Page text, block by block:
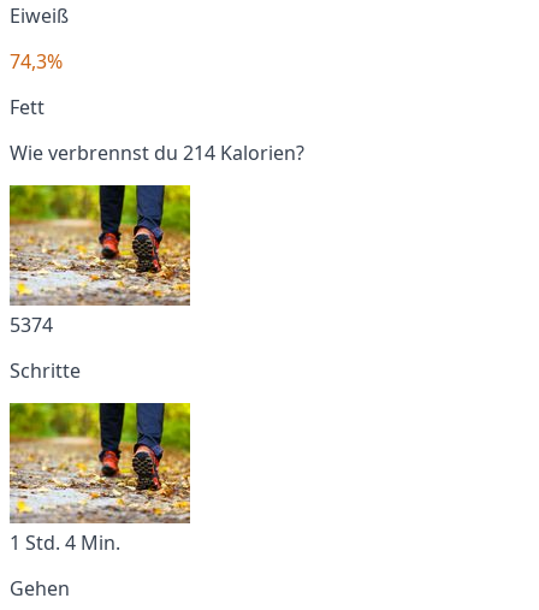
Eiweiß
74,3%
Fett
Wie verbrennst du 214 Kalorien?
5374
Schritte
1 Std. 4 Min.
Gehen